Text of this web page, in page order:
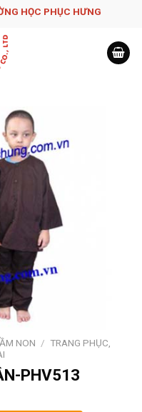
HỌC PHỤC H­ƯNG
NON / TRANG PHỤC,
PHV513